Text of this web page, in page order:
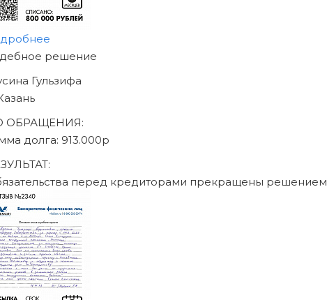
ИЗБАВЛЯТЬСЯ
ДОЛГОВ
СЕГОДНЯ!
на консультацию